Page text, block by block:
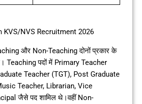
KVS/NVS Recruitment 2026
और Non-Teaching दोनों प्रकार के
Teaching पदों में Primary Teacher
Teacher (TGT), Post Graduate
Teacher, Librarian, Vice
जैसे पद शामिल थे।वहीं Non-